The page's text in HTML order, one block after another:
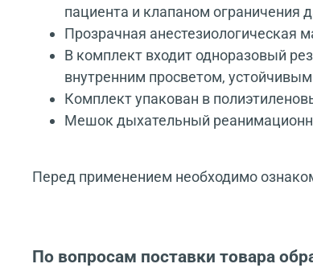
пациента и клапаном ограничения
Прозрачная
В комплект входит одноразовый
внутренним просветом,
Комплект упакован в
Мешок дыхательный
Перед применением необходимо
По вопросам поставки товара